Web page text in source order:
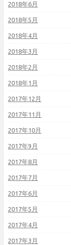
2018年6月
2018年5月
2018年4月
2018年3月
2018年2月
2018年1月
2017年12月
2017年11月
2017年10月
2017年9月
2017年8月
2017年7月
2017年6月
2017年5月
2017年4月
2017年3月